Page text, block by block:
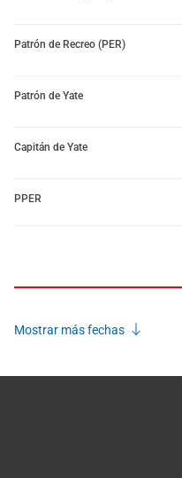
Patrón de Recreo (PER)
Patrón de Yate
Capitán de Yate
PPER
Mostrar más fechas